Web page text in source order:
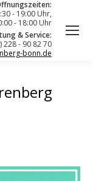
- 19:00 Uhr,
- 18:00 Uhr
& Service:
228 - 90 82 70
bonn.de